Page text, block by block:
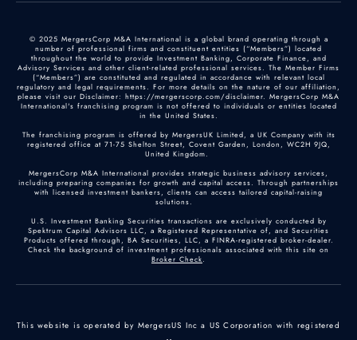
© 2025 MergersCorp M&A International is a global brand operating through a
number of professional firms and constituent entities (“Members”) located
throughout the world to provide Investment Banking, Corporate Finance, and
Advisory Services and other client-related professional services. The Member Firms
(“Members”) are constituted and regulated in accordance with relevant local
regulatory and legal requirements. For more details on the nature of our affiliation,
please visit our Disclaimer: https://mergerscorp.com/disclaimer. MergersCorp M&A
International's franchising program is not offered to individuals or entities located
in the United States.
The franchising program is offered by MergersUK Limited, a UK Company with its
registered office at 71-75 Shelton Street, Covent Garden, London, WC2H 9JQ,
United Kingdom.
MergersCorp M&A International provides strategic business advisory services,
including preparing companies for growth and capital access. Through partnerships
with licensed investment bankers, clients can access tailored capital-raising
solutions.
U.S. Investment Banking Securities transactions are exclusively conducted by
Spektrum Capital Advisors LLC, a Registered Representative of, and Securities
Products offered through, BA Securities, LLC, a FINRA-registered broker-dealer.
Check the background of investment professionals associated with this site on
Broker Check.
This website is operated by MergersUS Inc a US Corporation with registered